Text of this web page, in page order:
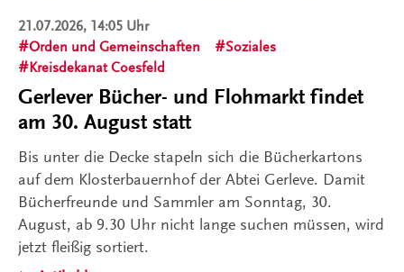
21.07.2026, 14:05 Uhr
Orden und Gemeinschaften
Soziales
Kreisdekanat Coesfeld
Gerlever Bücher- und Flohmarkt findet
am 30. August statt
Bis unter die Decke stapeln sich die Bücherkartons
auf dem Klosterbauernhof der Abtei Gerleve. Damit
Bücherfreunde und Sammler am Sonntag, 30.
August, ab 9.30 Uhr nicht lange suchen müssen, wird
jetzt fleißig sortiert.